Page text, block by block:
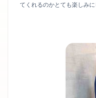
てくれるのかとても楽しみに